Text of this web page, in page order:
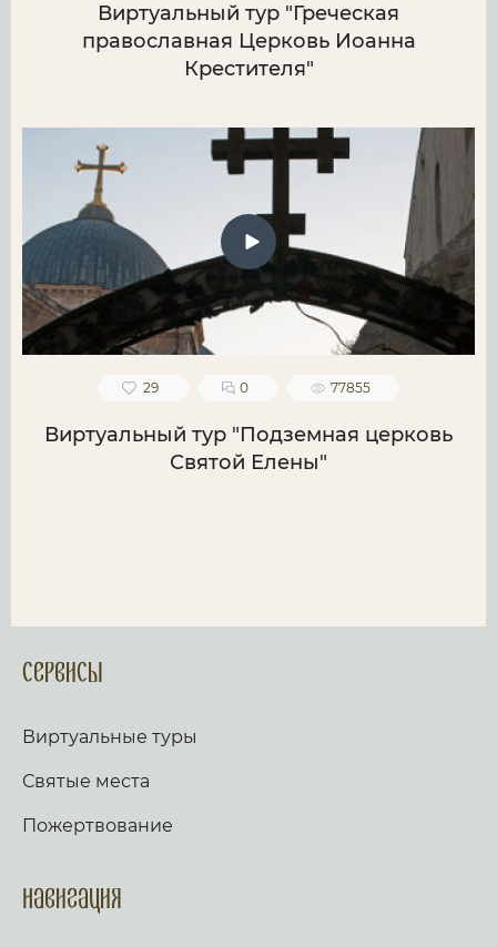
Виртуальный тур "Греческая
православная Церковь Иоанна
Крестителя"
29 0 77855
Виртуальный тур "Подземная церковь
Святой Елены"
Сервисы
Виртуальные туры
Святые места
Пожертвование
Навигация